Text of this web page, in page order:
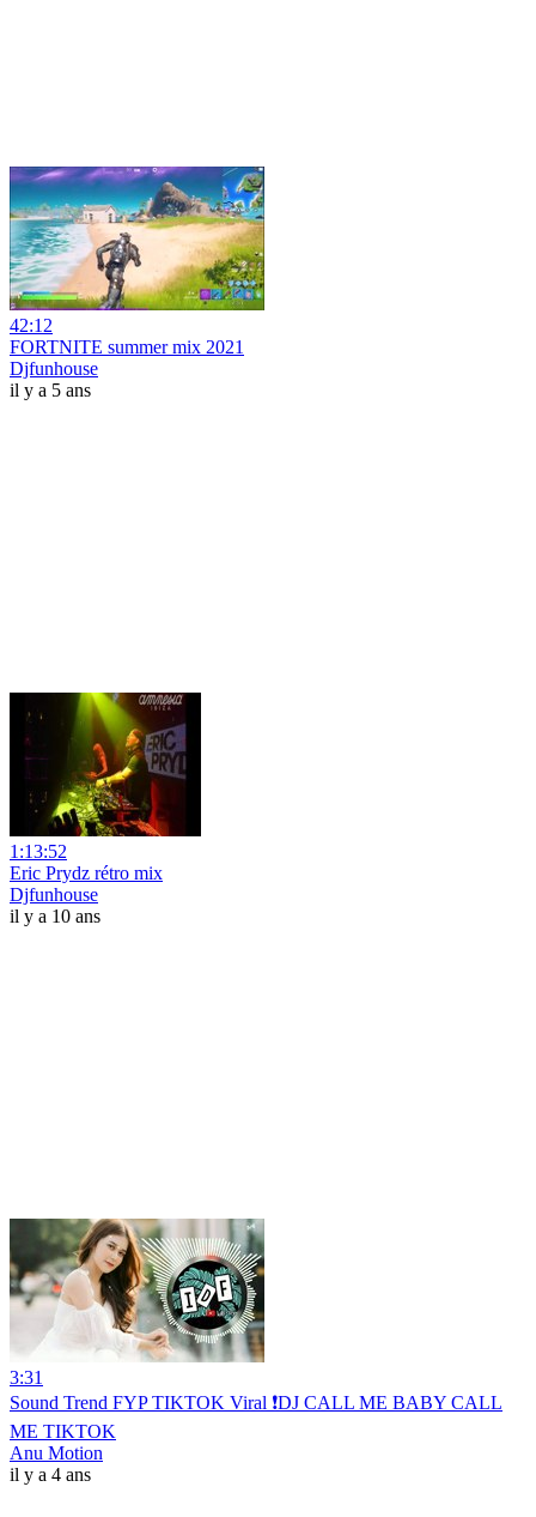
42:12
FORTNITE summer mix 2021
Djfunhouse
il y a 5 ans
1:13:52
Eric Prydz rétro mix
Djfunhouse
il y a 10 ans
3:31
Sound Trend FYP TIKTOK Viral ❗DJ CALL ME BABY CALL
ME TIKTOK
Anu Motion
il y a 4 ans